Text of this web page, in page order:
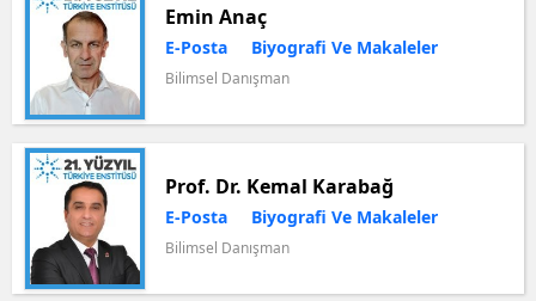
Emin Anaç
Bilimsel Danışman
E-Posta Biyografi Ve Makaleler
Prof. Dr. Kemal Karabağ
Bilimsel Danışman
E-Posta Biyografi Ve Makaleler